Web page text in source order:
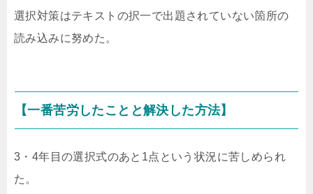
選択対策はテキストの択一で出題されていない箇所の
読み込みに努めた。
【一番苦労したことと解決した方法】
3・4年目の選択式のあと1点という状況に苦しめられ
た。